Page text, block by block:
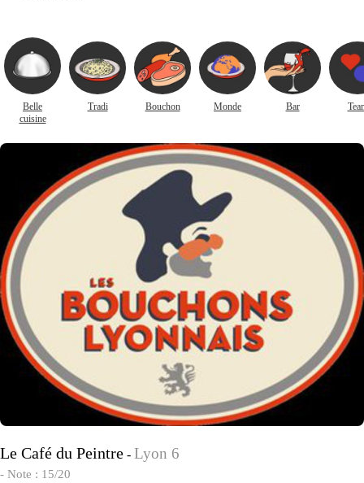
Belle
cuisine
Tradi Bouchon Monde Bar
Le Café du Peintre - Lyon 6
- Note : 15/20